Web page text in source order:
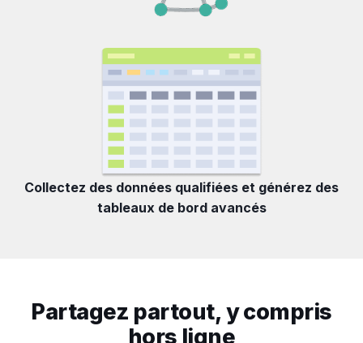
Collectez des données qualifiées et générez des
tableaux de bord avancés
Partagez partout, y compris
hors ligne